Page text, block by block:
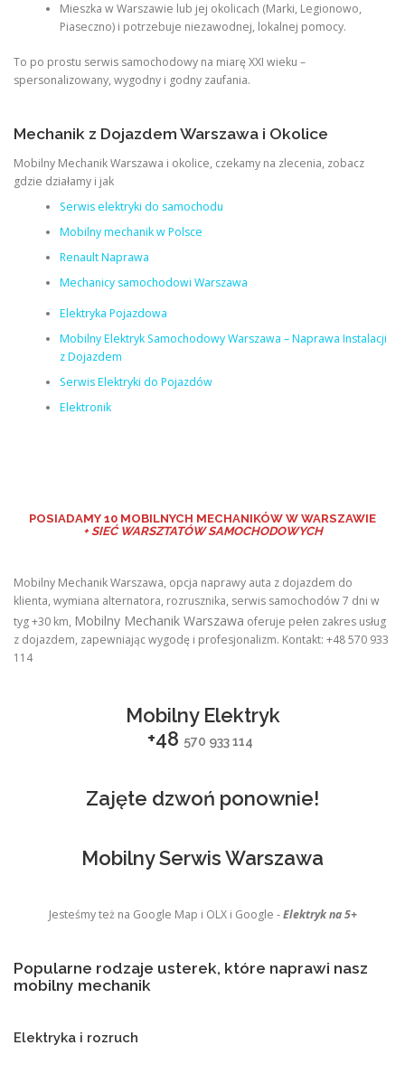
Mieszka w Warszawie lub jej okolicach (Marki, Legionowo,
Piaseczno) i potrzebuje niezawodnej, lokalnej pomocy.
To po prostu serwis samochodowy na miarę XXI wieku –
spersonalizowany, wygodny i godny zaufania.
Mechanik z Dojazdem Warszawa i Okolice
Mobilny Mechanik Warszawa i okolice, czekamy na zlecenia, zobacz
gdzie działamy i jak
Serwis elektryki do samochodu
Mobilny mechanik w Polsce
Renault Naprawa
Mechanicy samochodowi Warszawa
Elektryka Pojazdowa
Mobilny Elektryk Samochodowy Warszawa – Naprawa Instalacji
z Dojazdem
Serwis Elektryki do Pojazdów
Elektronik
POSIADAMY 10 MOBILNYCH MECHANIKÓW W WARSZAWIE
+ SIEĆ WARSZTATÓW SAMOCHODOWYCH
Mobilny Mechanik Warszawa, opcja naprawy auta z dojazdem do
klienta, wymiana alternatora, rozrusznika, serwis samochodów 7 dni w
tyg +30 km, Mobilny Mechanik Warszawa oferuje pełen zakres usług
z dojazdem, zapewniając wygodę i profesjonalizm. Kontakt: +48 570 933
114
Mobilny Elektryk
+48 570 933 114
Zajęte dzwoń ponownie!
Mobilny Serwis Warszawa
Jesteśmy też na Google Map i OLX i Google -Elektryk na 5+
Popularne rodzaje usterek, które naprawi nasz
mobilny mechanik
Elektryka i rozruch